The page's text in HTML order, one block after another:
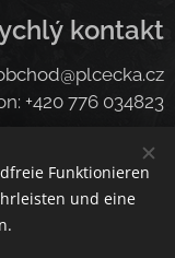
kontakt
+420 776 034823
Funktionieren
und eine